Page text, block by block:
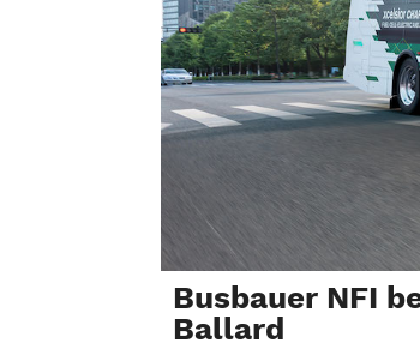
Busbauer NFI
Ballard